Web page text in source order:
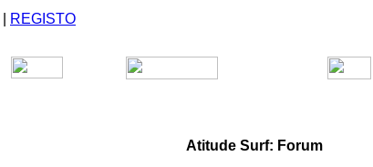
REGISTO
Atitude Surf: Forum